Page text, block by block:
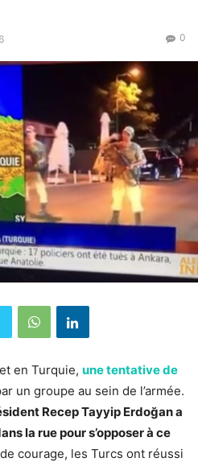
0
en Turquie, une tentative de
un groupe au sein de l’armée.
Recep Tayyip Erdoğan a
la rue pour s’opposer à ce
courage, les Turcs ont réussi